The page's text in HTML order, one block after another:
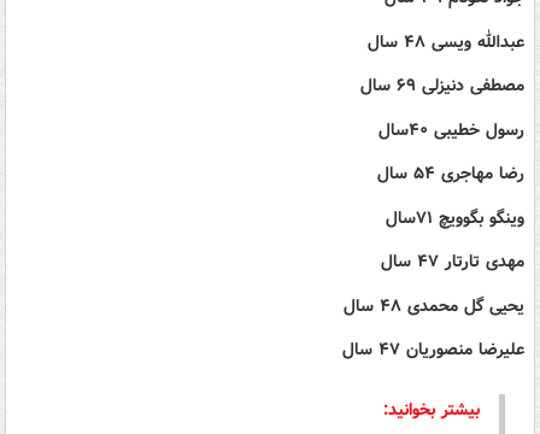
عبدالله ویسی ۴۸ سال
مصطفی دنیزلی ۶۹ سال
رسول خطیبی ۴۰سال
رضا مهاجری ۵۴ سال
وینگو بگوویچ ۷۱سال
مهدی تارتار ۴۷ سال
یحیی گل محمدی ۴۸ سال
علیرضا منصوریان ۴۷ سال
بیشتر بخوانید: